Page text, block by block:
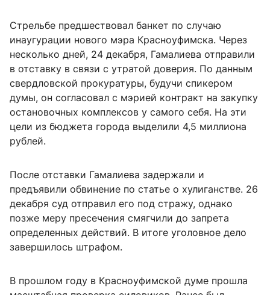
Стрельбе предшествовал банкет по случаю
инаугурации нового мэра Красноуфимска. Через
несколько дней, 24 декабря, Гамалиева отправили
в отставку в связи с утратой доверия. По данным
свердловской прокуратуры, будучи спикером
думы, он согласовал с мэрией контракт на закупку
остановочных комплексов у самого себя. На эти
цели из бюджета города выделили 4,5 миллиона
рублей.
После отставки Гамалиева задержали и
предъявили обвинение по статье о хулиганстве. 26
декабря суд отправил его под стражу, однако
позже меру пресечения смягчили до запрета
определенных действий. В итоге уголовное дело
завершилось штрафом.
В прошлом году в Красноуфимской думе прошла